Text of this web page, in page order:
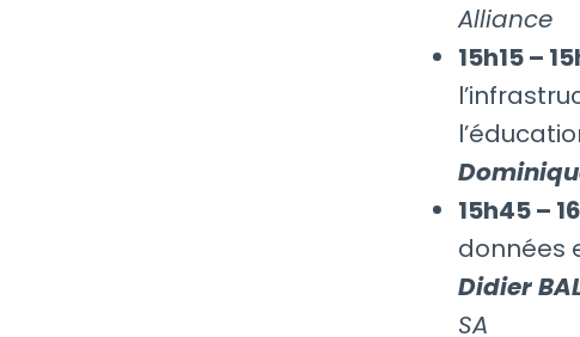
Alliance
15h15 –
15h45 –
données
Didier
SA